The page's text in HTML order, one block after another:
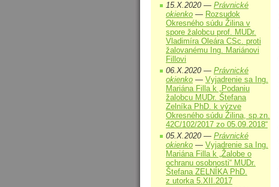
15.X.2020 — Právnické
okienko — Rozsudok
Okresného súdu Žilina v
spore žalobcu prof. MUDr.
Vladimíra Oleára CSc. proti
žalovanému Ing. Mariánovi
Fillovi
06.X.2020 — Právnické
okienko — Vyjadrenie sa Ing.
Mariána Filla k „Podaniu
žalobcu MUDr. Štefana
Zelníka PhD. k výzve
Okresného súdu Žilina, sp.zn.
42C/102/2017 zo 05.09.2018“
05.X.2020 — Právnické
okienko — Vyjadrenie sa Ing.
Mariána Filla k „Žalobe o
ochranu osobnosti“ MUDr.
Štefana ZELNÍKA PhD.
z utorka 5.XII.2017